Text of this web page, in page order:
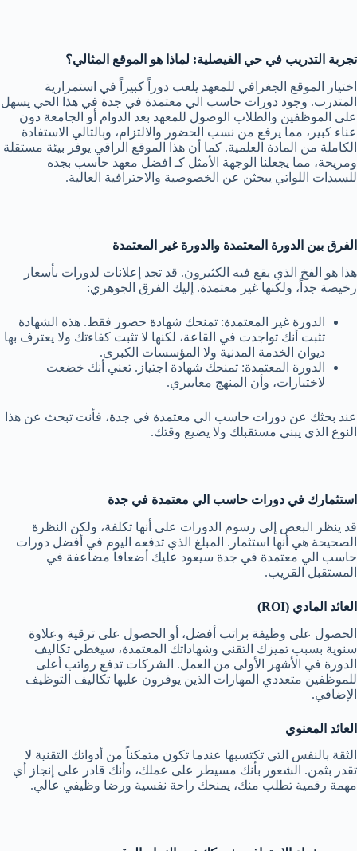
تجربة التدريب في حي الفيصلية: لماذا هو الموقع المثالي؟
اختيار الموقع الجغرافي للمعهد يلعب دوراً كبيراً في استمرارية
المتدرب. وجود دورات حاسب الي معتمدة في جدة في هذا الحي يسهل
على الموظفين والطلاب الوصول للمعهد بعد الدوام أو الجامعة دون
عناء كبير، مما يرفع من نسب الحضور والالتزام، وبالتالي الاستفادة
الكاملة من المادة العلمية. كما أن هذا الموقع الراقي يوفر بيئة مستقلة
ومريحة، مما يجعلنا الوجهة الأمثل كـ افضل معهد حاسب بجده
للسيدات اللواتي يبحثن عن الخصوصية والاحترافية العالية.
الفرق بين الدورة المعتمدة والدورة غير المعتمدة
هذا هو الفخ الذي يقع فيه الكثيرون. قد تجد إعلانات لدورات بأسعار
رخيصة جداً، ولكنها غير معتمدة. إليك الفرق الجوهري:
الدورة غير المعتمدة: تمنحك شهادة حضور فقط. هذه الشهادة
تثبت أنك تواجدت في القاعة، لكنها لا تثبت كفاءتك ولا يعترف بها
ديوان الخدمة المدنية ولا المؤسسات الكبرى.
الدورة المعتمدة: تمنحك شهادة اجتياز. تعني أنك خضعت
لاختبارات، وأن المنهج معاييري.
عند بحثك عن دورات حاسب الي معتمدة في جدة، فأنت تبحث عن هذا
النوع الذي يبني مستقبلك ولا يضيع وقتك.
استثمارك في دورات حاسب الي معتمدة في جدة
قد ينظر البعض إلى رسوم الدورات على أنها تكلفة، ولكن النظرة
الصحيحة هي أنها استثمار. المبلغ الذي تدفعه اليوم في أفضل دورات
حاسب الي معتمدة في جدة سيعود عليك أضعافاً مضاعفة في
المستقبل القريب.
العائد المادي (ROI)
الحصول على وظيفة براتب أفضل، أو الحصول على ترقية وعلاوة
سنوية بسبب تميزك التقني وشهاداتك المعتمدة، سيغطي تكاليف
الدورة في الأشهر الأولى من العمل. الشركات تدفع رواتب أعلى
للموظفين متعددي المهارات الذين يوفرون عليها تكاليف التوظيف
الإضافي.
العائد المعنوي
الثقة بالنفس التي تكتسبها عندما تكون متمكناً من أدواتك التقنية لا
تقدر بثمن. الشعور بأنك مسيطر على عملك، وأنك قادر على إنجاز أي
مهمة رقمية تطلب منك، يمنحك راحة نفسية ورضا وظيفي عالي.